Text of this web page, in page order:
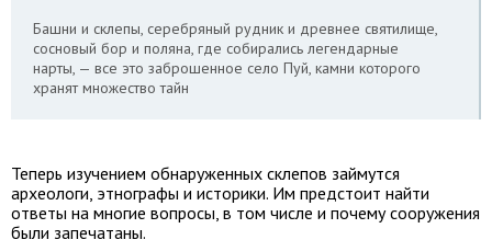
Башни и склепы, серебряный рудник и древнее святилище,
сосновый бор и поляна, где собирались легендарные
нарты, — все это заброшенное село Пуй, камни которого
хранят множество тайн
Теперь изучением обнаруженных склепов займутся
археологи, этнографы и историки. Им предстоит найти
ответы на многие вопросы, в том числе и почему сооружения
были запечатаны.